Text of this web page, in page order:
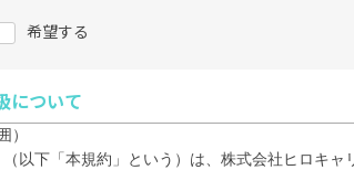
希望する
について
）
（以下「本規約」という）は、株式会社ヒロキ